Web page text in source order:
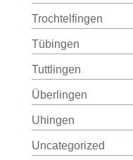
Trochtelfingen
Tübingen
Tuttlingen
Überlingen
Uhingen
Uncategorized